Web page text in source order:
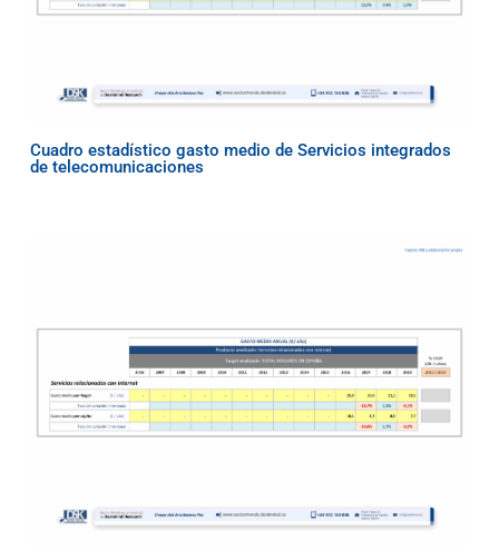
Cuadro estadístico gasto medio de Servicios integrados
de telecomunicaciones